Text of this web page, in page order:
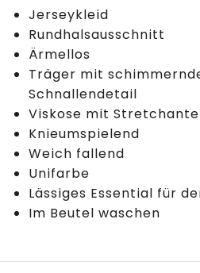
Jerseykleid
Rundhalsausschnitt
Ärmellos
Träger mit
Schnallendetail
Viskose mit
Knieumspielend
Weich fallend
Unifarbe
Lässiges Essential für
Im Beutel waschen